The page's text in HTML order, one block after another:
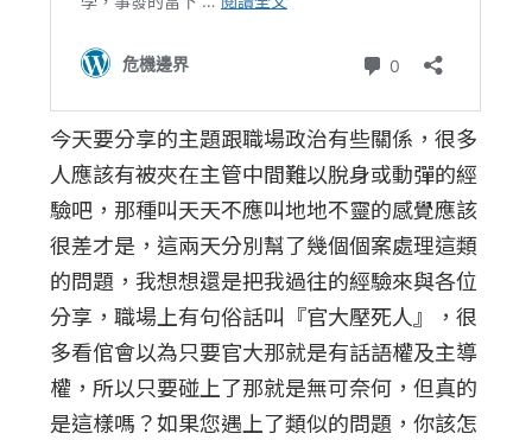
今天要分享的主題跟職場政治有些關係，很多
人應該有被夾在主管中間難以脫身或動彈的經
驗吧，那種叫天天不應叫地地不靈的感覺應該
很差才是，這兩天分別幫了幾個個案處理這類
的問題，我想想還是把我過往的經驗來與各位
分享，職場上有句俗話叫『官大壓死人』，很
多看倌會以為只要官大那就是有話語權及主導
權，所以只要碰上了那就是無可奈何，但真的
是這樣嗎？如果您遇上了類似的問題，你該怎